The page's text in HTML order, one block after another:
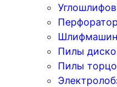
Пилы
Пилы